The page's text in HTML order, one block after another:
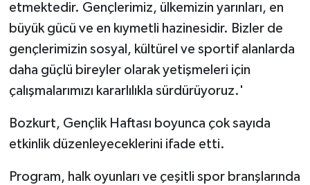
etmektedir. Gençlerimiz, ülkemizin yarınları, en
büyük gücü ve en kıymetli hazinesidir. Bizler de
gençlerimizin sosyal, kültürel ve sportif alanlarda
daha güçlü bireyler olarak yetişmeleri için
çalışmalarımızı kararlılıkla sürdürüyoruz.'
Bozkurt, Gençlik Haftası boyunca çok sayıda
etkinlik düzenleyeceklerini ifade etti.
Program, halk oyunları ve çeşitli spor branşlarında